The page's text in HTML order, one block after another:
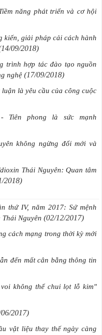
năng phát triển và cơ hội
kiến, giải pháp cải cách hành
09/2018)
trình hợp tác đào tạo nguồn
nghệ (17/09/2018)
là yêu cầu của công cuộc
Tiên phong là sức mạnh
không ngừng đổi mới và
Thái Nguyên: Quan tâm
2018)
thứ IV, năm 2017: Sứ mệnh
Nguyên (02/12/2017)
cách mạng trong thời kỳ mới
đến mất cân bằng thông tin
không thể chui lọt lỗ kim"
2017)
vật liệu thay thế ngày càng